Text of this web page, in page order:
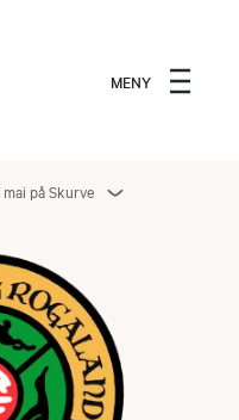
MENY
mai på Skurve